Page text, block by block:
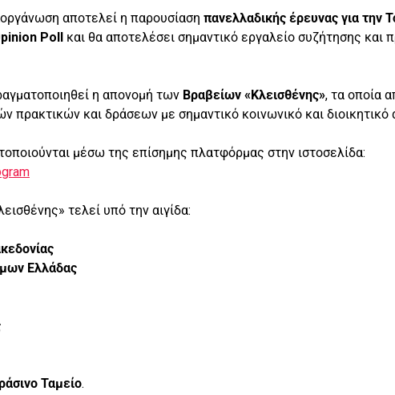
αποτελεί η παρουσίαση πανελλαδικής έρευνας για την
Poll και θα αποτελέσει σημαντικό εργαλείο συζήτησης και
η απονομή των Βραβείων «Κλεισθένης», τα οποία
πρακτικών και δράσεων με σημαντικό κοινωνικό και
μέσω της επίσημης πλατφόρμας στην ιστοσελίδα:
τελεί υπό την αιγίδα:
Ελλάδας
Ταμείο.